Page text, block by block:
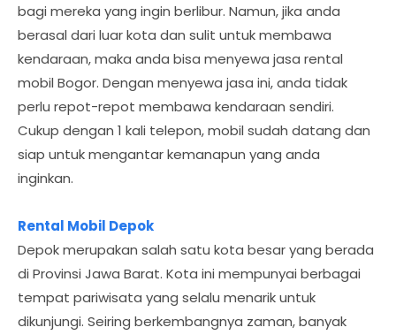
bagi mereka yang ingin berlibur. Namun, jika anda
berasal dari luar kota dan sulit untuk membawa
kendaraan, maka anda bisa menyewa jasa rental
mobil Bogor. Dengan menyewa jasa ini, anda tidak
perlu repot-repot membawa kendaraan sendiri.
Cukup dengan 1 kali telepon, mobil sudah datang dan
siap untuk mengantar kemanapun yang anda
inginkan.
Rental Mobil Depok
Depok merupakan salah satu kota besar yang berada
di Provinsi Jawa Barat. Kota ini mempunyai berbagai
tempat pariwisata yang selalu menarik untuk
dikunjungi. Seiring berkembangnya zaman, banyak